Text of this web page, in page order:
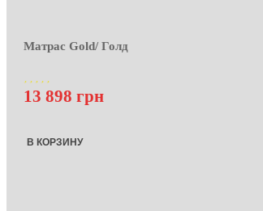
Матрас Gold/ Голд
13 898 грн
В КОРЗИНУ